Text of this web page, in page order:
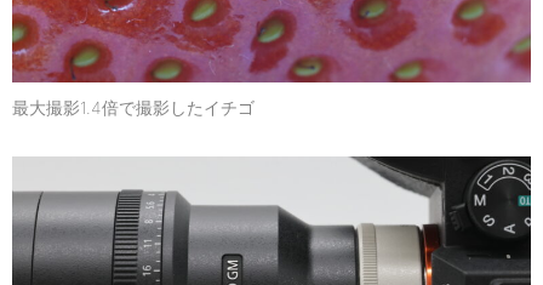
最大撮影1.4倍で撮影したイチゴ